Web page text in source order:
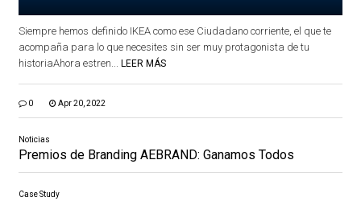
Siempre hemos definido IKEA como ese Ciudadano corriente, el que te
acompaña para lo que necesites sin ser muy protagonista de tu
historiaAhora estren... LEER MÁS
0 Apr 20, 2022
Noticias
Premios de Branding AEBRAND: Ganamos Todos
Case Study